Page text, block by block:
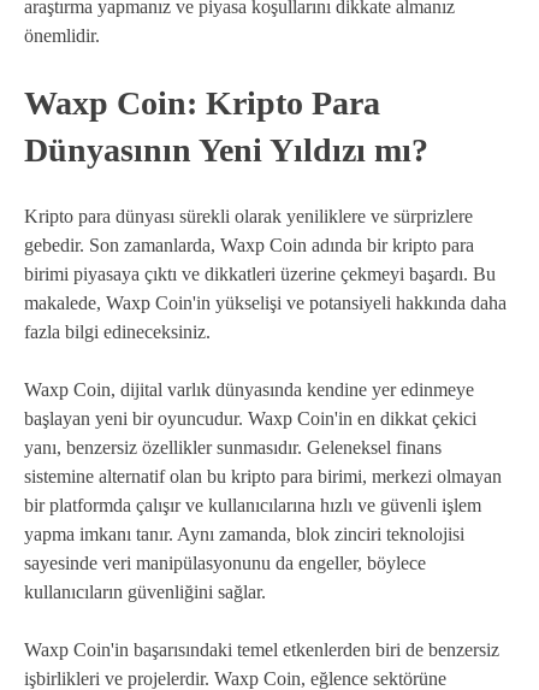
araştırma yapmanız ve piyasa koşullarını dikkate almanız
önemlidir.
Waxp Coin: Kripto Para
Dünyasının Yeni Yıldızı mı?
Kripto para dünyası sürekli olarak yeniliklere ve sürprizlere
gebedir. Son zamanlarda, Waxp Coin adında bir kripto para
birimi piyasaya çıktı ve dikkatleri üzerine çekmeyi başardı. Bu
makalede, Waxp Coin'in yükselişi ve potansiyeli hakkında daha
fazla bilgi edineceksiniz.
Waxp Coin, dijital varlık dünyasında kendine yer edinmeye
başlayan yeni bir oyuncudur. Waxp Coin'in en dikkat çekici
yanı, benzersiz özellikler sunmasıdır. Geleneksel finans
sistemine alternatif olan bu kripto para birimi, merkezi olmayan
bir platformda çalışır ve kullanıcılarına hızlı ve güvenli işlem
yapma imkanı tanır. Aynı zamanda, blok zinciri teknolojisi
sayesinde veri manipülasyonunu da engeller, böylece
kullanıcıların güvenliğini sağlar.
Waxp Coin'in başarısındaki temel etkenlerden biri de benzersiz
işbirlikleri ve projelerdir. Waxp Coin, eğlence sektörüne